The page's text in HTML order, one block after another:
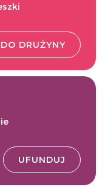
DRUŻYNY
UFUNDUJ